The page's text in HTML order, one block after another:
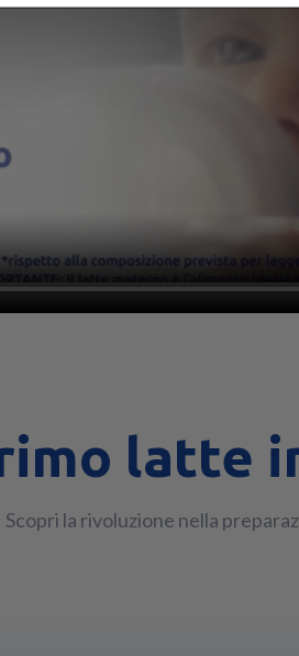
latte
Scopri la rivoluzione nella